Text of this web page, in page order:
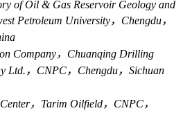
of Oil & Gas Reservoir Geology and
Petroleum University，Chengdu，
Company，Chuanqing Drilling
Ltd.，CNPC，Chengdu，Sichuan
，Tarim Oilfield，CNPC，